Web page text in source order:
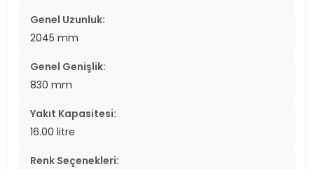
Genel Uzunluk:
2045 mm
Genel Genişlik:
830 mm
Yakıt Kapasitesi:
16.00 litre
Renk Seçenekleri: